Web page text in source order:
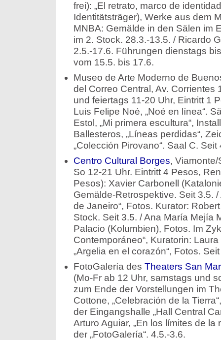
frei): „El retrato, marco de
Identitätsträger), Werke aus dem
MNBA: Gemälde in den Sälen im
im 2. Stock. 28.3.-13.5. / Ricardo
2.5.-17.6. Führungen dienstags
vom 15.5. bis 17.6.
Museo de Arte Moderno de
del Correo Central, Av. Corrientes
und feiertags 11-20 Uhr, Eintritt 1
Luis Felipe Noé, „Noé en línea“.
Estol, „Mi primera escultura“,
Ballesteros, „Líneas perdidas“,
„Colección Pirovano“. Saal C. Seit
Centro Cultural Borges,
So 12-21 Uhr. Eintritt 4 Pesos,
Pesos): Xavier Carbonell
Gemälde-Retrospektive. Seit 3.5. /
de Janeiro“, Fotos. Kurator:
Stock. Seit 3.5. / Ana María Mejía
Palacio (Kolumbien), Fotos. Im
Contemporáneo“, Kuratorin:
„Argelia en el corazón“, Fotos.
FotoGalería des Theaters San
(Mo-Fr ab 12 Uhr, samstags und
zum Ende der Vorstellungen im
Cottone, „Celebración de la
der Eingangshalle „Hall Central
Arturo Aguiar, „En los límites de la
der „FotoGalería“. 4.5.-3.6.